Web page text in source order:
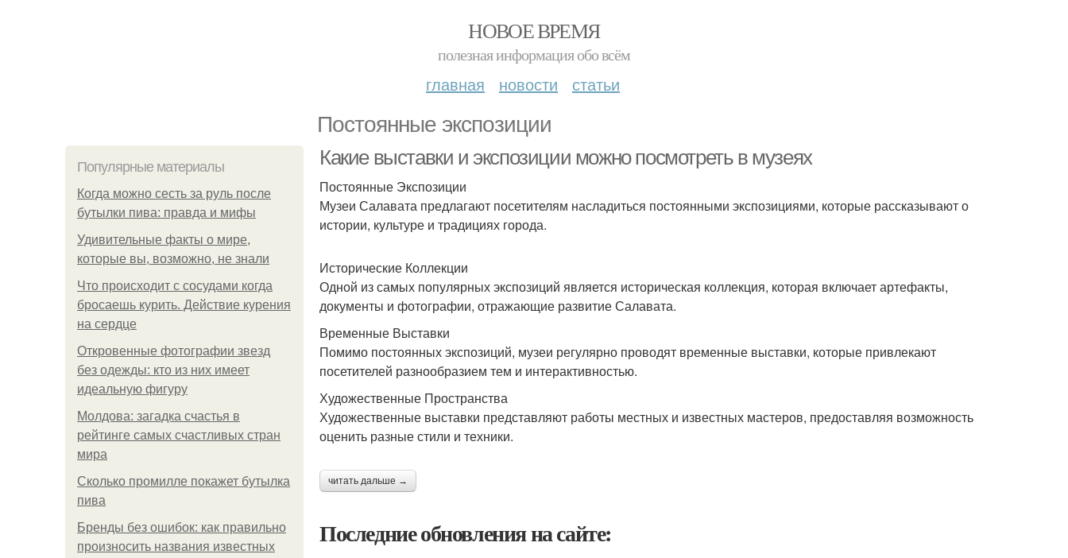
НОВОЕ ВРЕМЯ
полезная информация обо всём
главная новости статьи
Постоянные экспозиции
Популярные материалы
Когда можно сесть за руль после
бутылки пива: правда и мифы
Удивительные факты о мире,
которые вы, возможно, не знали
Что происходит с сосудами когда
бросаешь курить. Действие курения
на сердце
Откровенные фотографии звезд
без одежды: кто из них имеет
идеальную фигуру
Молдова: загадка счастья в
рейтинге самых счастливых стран
мира
Сколько промилле покажет бутылка
пива
Бренды без ошибок: как правильно
произносить названия известных
Какие выставки и экспозиции можно посмотреть в музеях
Постоянные Экспозиции
Музеи Салавата предлагают посетителям насладиться постоянными экспозициями, которые рассказывают о
истории, культуре и традициях города.
Исторические Коллекции
Одной из самых популярных экспозиций является историческая коллекция, которая включает артефакты,
документы и фотографии, отражающие развитие Салавата.
Временные Выставки
Помимо постоянных экспозиций, музеи регулярно проводят временные выставки, которые привлекают
посетителей разнообразием тем и интерактивностью.
Художественные Пространства
Художественные выставки представляют работы местных и известных мастеров, предоставляя возможность
оценить разные стили и техники.
читать дальше →
Последние обновления на сайте: